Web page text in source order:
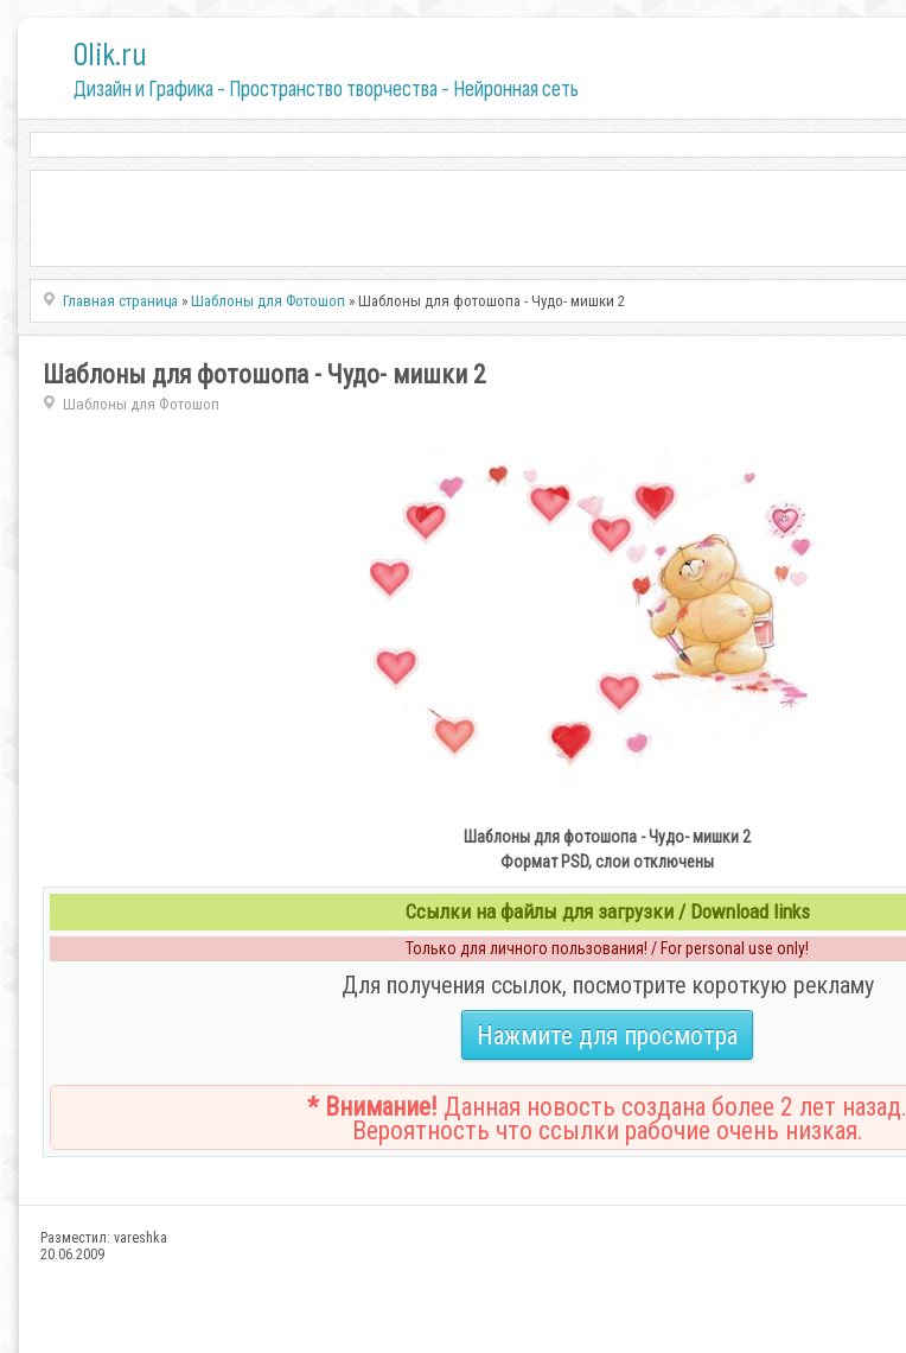
0lik.ru
Дизайн и Графика - Пространство творчества - Нейронная сеть
Главная страница »Шаблоны для Фотошоп » Шаблоны для фотошопа - Чудо- мишки 2
Шаблоны для фотошопа - Чудо- мишки 2
Шаблоны для Фотошоп
Шаблоны для фотошопа - Чудо- мишки 2
Формат PSD, слои отключены
Ссылки на файлы для загрузки / Download links
Только для личного пользования! / For personal use only!
Для получения ссылок, посмотрите короткую рекламу
Нажмите для просмотра
* Внимание! Данная новость создана более 2 лет назад.
Вероятность что ссылки рабочие очень низкая.
Разместил: vareshka
20.06.2009